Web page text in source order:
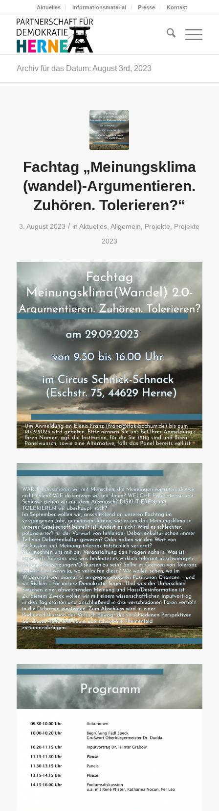
Aktuelles Informationsmaterial Presse Kontakt
Archiv für das Datum: August 3rd, 2023
Fachtag „Meinungsklima
(wandel)-Argumentieren.
Zuhören. Tolerieren?“
3. August 2023 / inAktuelles ,Allgemein Projekte
Projekte
2023